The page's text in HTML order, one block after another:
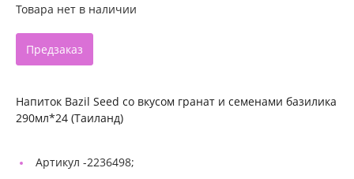
Товара нет в наличии
Предзаказ
Напиток Bazil Seed cо вкусом гранат и семенами базилика
290мл*24 (Таиланд)
Артикул -2236498;